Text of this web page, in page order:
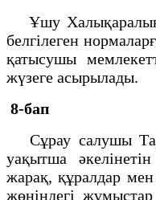
Ұшу Халықаралық
белгілеген
қатысушы
жүзеге асырылады.
8-бап
Сұрау салушы
уақытша
жарақ, құралдар
жөніндегі